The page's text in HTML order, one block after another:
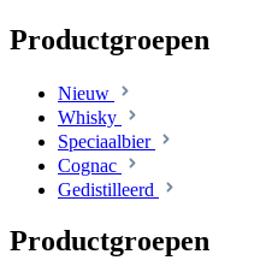
Productgroepen
Nieuw
Whisky
Speciaalbier
Cognac
Gedistilleerd
Productgroepen